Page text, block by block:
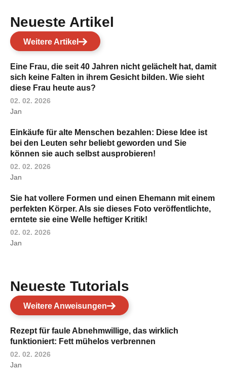
Neueste Artikel
Weitere Artikel
Eine Frau, die seit 40 Jahren nicht gelächelt hat, damit
sich keine Falten in ihrem Gesicht bilden. Wie sieht
diese Frau heute aus?
02. 02. 2026
Jan
Einkäufe für alte Menschen bezahlen: Diese Idee ist
bei den Leuten sehr beliebt geworden und Sie
können sie auch selbst ausprobieren!
02. 02. 2026
Jan
Sie hat vollere Formen und einen Ehemann mit einem
perfekten Körper. Als sie dieses Foto veröffentlichte,
erntete sie eine Welle heftiger Kritik!
02. 02. 2026
Jan
Neueste Tutorials
Weitere Anweisungen
Rezept für faule Abnehmwillige, das wirklich
funktioniert: Fett mühelos verbrennen
02. 02. 2026
Jan